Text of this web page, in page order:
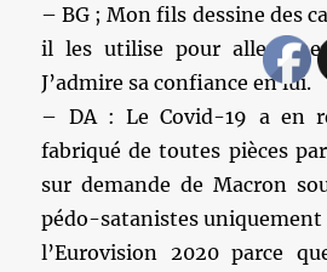
– BG ; Mon fils dessine des
il les utilise pour aller
J’admire sa confiance en lui.
– DA : Le Covid-19 a en
fabriqué de toutes pièces
sur demande de Macron
pédo-satanistes
l’Eurovision 2020 parce